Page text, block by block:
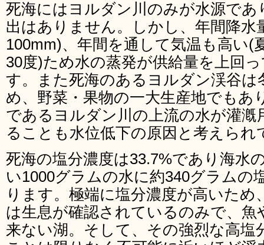
死海にはヨルダン川のみが水源であ
出はありません。しかし、年間降水
100mm)、年間を通して気温も高い(
30度)ため水の蒸発が供給量を上回
す。また死海のあるヨルダン渓谷は
め、野菜・果物の一大生産地でもあ
であるヨルダン川の上流の水が灌
ることも水位低下の原因と考えられ
死海の塩分濃度は33.7%であり海水
い1000グラムの水に約340グラムの
ります。極端に塩分濃度が高いた
は生息が確認されているのみで、魚
来ない湖。そして、その強烈な高塩